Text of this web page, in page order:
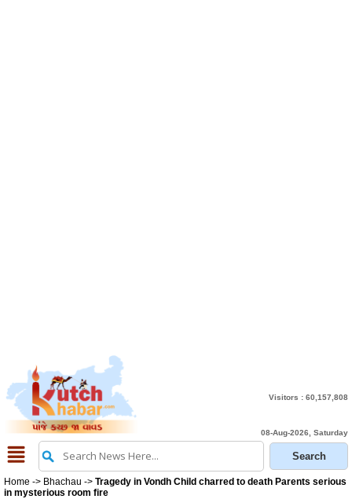
Visitors : 60,157,808
08-Aug-2026, Saturday
Home -> Bhachau -> Tragedy in Vondh Child charred to death Parents serious
in mysterious room fire